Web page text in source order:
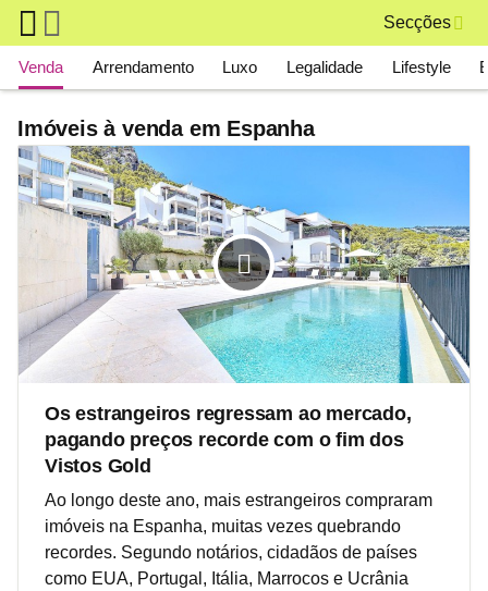
Skip to main content
Secções
Main navigation
Venda Arrendamento Luxo Legalidade Lifestyle
Imóveis à venda em Espanha
Os estrangeiros regressam ao mercado,
pagando preços recorde com o fim dos
Vistos Gold
Ao longo deste ano, mais estrangeiros compraram
imóveis na Espanha, muitas vezes quebrando
recordes. Segundo notários, cidadãos de países
como EUA, Portugal, Itália, Marrocos e Ucrânia